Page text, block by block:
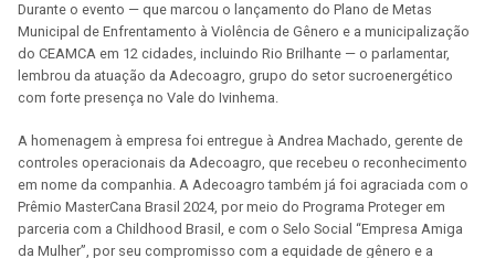
Durante o evento — que marcou o lançamento do Plano de Metas
Municipal de Enfrentamento à Violência de Gênero e a municipalização
do CEAMCA em 12 cidades, incluindo Rio Brilhante — o parlamentar,
lembrou da atuação da Adecoagro, grupo do setor sucroenergético
com forte presença no Vale do Ivinhema.
A homenagem à empresa foi entregue à Andrea Machado, gerente de
controles operacionais da Adecoagro, que recebeu o reconhecimento
em nome da companhia. A Adecoagro também já foi agraciada com o
Prêmio MasterCana Brasil 2024, por meio do Programa Proteger em
parceria com a Childhood Brasil, e com o Selo Social “Empresa Amiga
da Mulher”, por seu compromisso com a equidade de gênero e a